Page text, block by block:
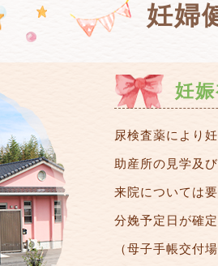
妊婦
妊娠
尿検査薬により
助産所の見学及
来院については要
分娩予定日が確
（母子手帳交付